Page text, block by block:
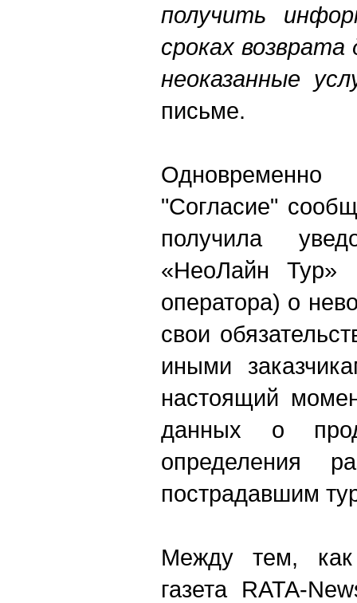
получить
сроках
неоказанные
письме.
"Согласие"
получила
«НеоЛайн Тур»
оператора) о
свои
иными
настоящий
данных о
определения
пострадавшим
Между тем, как
газета RATA-